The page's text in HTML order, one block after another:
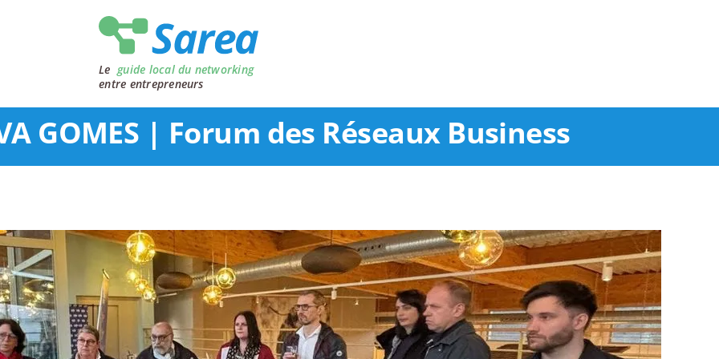
Le guide local du networking
entre entrepreneurs
GOMES | Forum des Réseaux Business